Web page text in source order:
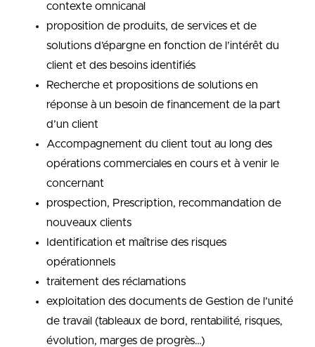
contexte omnicanal
proposition de produits, de services et de
solutions d’épargne en fonction de l’intérêt du
client et des besoins identifiés
Recherche et propositions de solutions en
réponse à un besoin de financement de la part
d’un client
Accompagnement du client tout au long des
opérations commerciales en cours et à venir le
concernant
prospection, Prescription, recommandation de
nouveaux clients
Identification et maîtrise des risques
opérationnels
traitement des réclamations
exploitation des documents de Gestion de l’unité
de travail (tableaux de bord, rentabilité, risques,
évolution, marges de progrès…)